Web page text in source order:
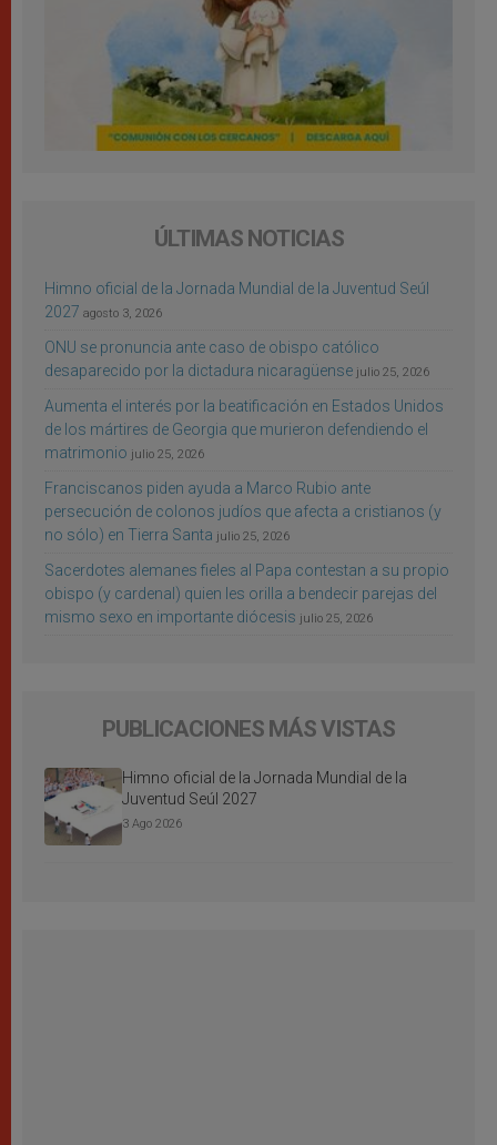
ÚLTIMAS NOTICIAS
Himno oficial de la Jornada Mundial de la Juventud Seúl
2027 agosto 3, 2026
ONU se pronuncia ante caso de obispo católico
desaparecido por la dictadura nicaragüense julio 25, 2026
Aumenta el interés por la beatificación en Estados Unidos
de los mártires de Georgia que murieron defendiendo el
matrimonio julio 25, 2026
Franciscanos piden ayuda a Marco Rubio ante
persecución de colonos judíos que afecta a cristianos (y
no sólo) en Tierra Santa julio 25, 2026
Sacerdotes alemanes fieles al Papa contestan a su propio
obispo (y cardenal) quien les orilla a bendecir parejas del
mismo sexo en importante diócesis julio 25, 2026
PUBLICACIONES MÁS VISTAS
Himno oficial de la Jornada Mundial de la
Juventud Seúl 2027
3 Ago 2026